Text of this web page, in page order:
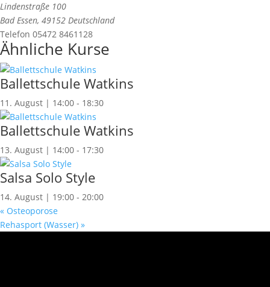
Lindenstraße 100
Bad Essen, 49152 Deutschland
Telefon 05472 8461128
Ähnliche Kurse
Ballettschule Watkins
11. August | 14:00 - 18:30
Ballettschule Watkins
13. August | 14:00 - 17:30
Salsa Solo Style
14. August | 19:00 - 20:00
« Osteoporose
Rehasport (Wasser) »